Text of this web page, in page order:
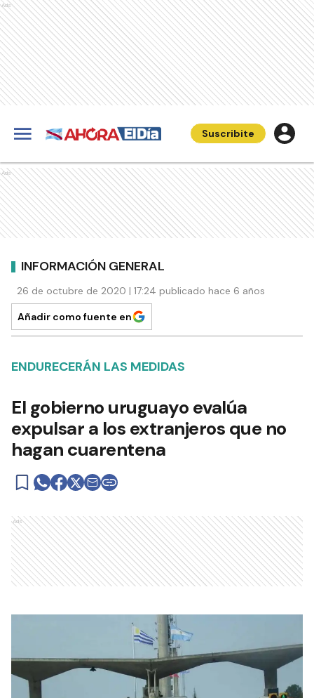
Ads
Suscribite
Ads
INFORMACIÓN GENERAL
26 de octubre de 2020 | 17:24 publicado hace 6 años
Añadir como fuente en
ENDURECERÁN LAS MEDIDAS
El gobierno uruguayo evalúa
expulsar a los extranjeros que no
hagan cuarentena
Ads